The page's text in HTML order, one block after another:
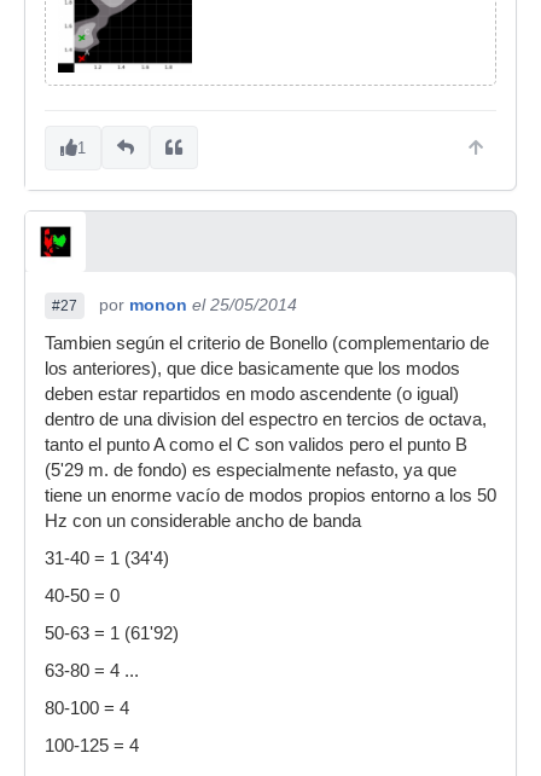
1
#27 por monon el 25/05/2014
Tambien según el criterio de Bonello (complementario de
los anteriores), que dice basicamente que los modos
deben estar repartidos en modo ascendente (o igual)
dentro de una division del espectro en tercios de octava,
tanto el punto A como el C son validos pero el punto B
(5'29 m. de fondo) es especialmente nefasto, ya que
tiene un enorme vacío de modos propios entorno a los 50
Hz con un considerable ancho de banda
31-40 = 1 (34'4)
40-50 = 0
50-63 = 1 (61'92)
63-80 = 4 ...
80-100 = 4
100-125 = 4